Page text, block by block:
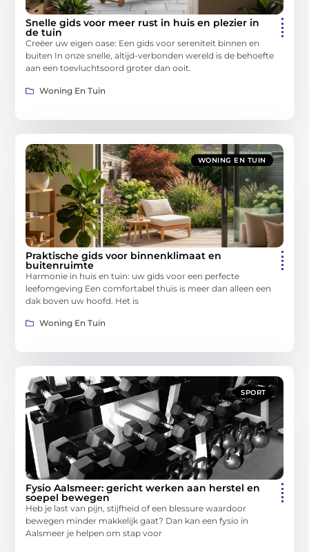
Snelle gids voor meer rust in huis en plezier in
de tuin
Creëer uw eigen oase: Een gids voor sereniteit binnen en
buiten In onze snelle, altijd-verbonden wereld is de behoefte
aan een toevluchtsoord groter dan ooit.
Woning En Tuin
WONING EN TUIN
Praktische gids voor binnenklimaat en
buitenruimte
Harmonie in huis en tuin: uw gids voor een perfecte
leefomgeving Een comfortabel thuis is meer dan alleen een
dak boven uw hoofd. Het is
Woning En Tuin
SPORT
Fysio Aalsmeer: gericht werken aan herstel en
soepel bewegen
Heb je last van pijn, stijfheid of een blessure waardoor
bewegen minder makkelijk gaat? Dan kan een fysio in
Aalsmeer je helpen om stap voor